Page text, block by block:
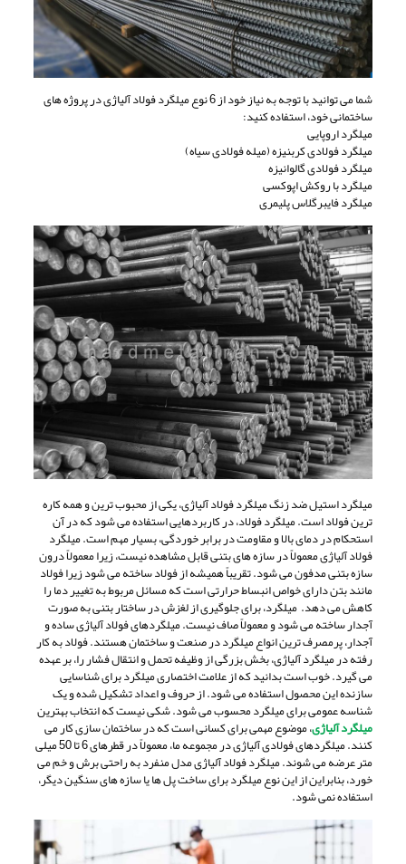
شما می توانید با توجه به نیاز خود از 6 نوع میلگرد فولاد آلیاژی در پروژه های
ساختمانی خود، استفاده کنید:
میلگرد اروپایی
میلگرد فولادی کربنیزه (میله فولادی سیاه)
میلگرد فولادی گالوانیزه
میلگرد با روکش اپوکسی
میلگرد فایبرگلاس پلیمری
میلگرد استیل ضد زنگ میلگرد فولاد آلیاژی، یکی از محبوب ترین و همه کاره
ترین فولاد است. میلگرد فولاد، در کاربردهایی استفاده می شود که در آن
استحکام در دمای بالا و مقاومت در برابر خوردگی، بسیار مهم است. میلگرد
فولاد آلیاژی معمولاً در سازه های بتنی قابل مشاهده نیست، زیرا معمولاً درون
سازه بتنی مدفون می شود. تقریباً همیشه از فولاد ساخته می شود زیرا فولاد
مانند بتن دارای خواص انبساط حرارتی است که مسائل مربوط به تغییر دما را
کاهش می دهد. میلگرد، برای جلوگیری از لغزش در ساختار بتنی به صورت
آجدار ساخته می شود و معمولاً صاف نیست. میلگردهای فولاد آلیاژی ساده و
آجدار، پرمصرف ترین انواع میلگرد در صنعت و ساختمان هستند. فولاد به کار
رفته در میلگرد آلیاژی، بخش بزرگی از وظیفه تحمل و انتقال فشار را، بر عهده
می گیرد. خوب است بدانید که از علامت اختصاری میلگرد برای شناسایی
سازنده این محصول استفاده می شود. از حروف و اعداد تشکیل شده و یک
شناسه عمومی برای میلگرد محسوب می شود. شکی نیست که انتخاب بهترین
میلگرد آلیاژی، موضوع مهمی برای کسانی است که در ساختمان سازی کار می
کنند. میلگردهای فولادی آلیاژی در مجموعه ما، معمولاً در قطرهای 6 تا 50 میلی
متر عرضه می شوند. میلگرد فولاد آلیاژی مدل منفرد به راحتی برش و خم می
خورد، بنابراین از این نوع میلگرد برای ساخت پل ها یا سازه های سنگین دیگر،
استفاده نمی شود.